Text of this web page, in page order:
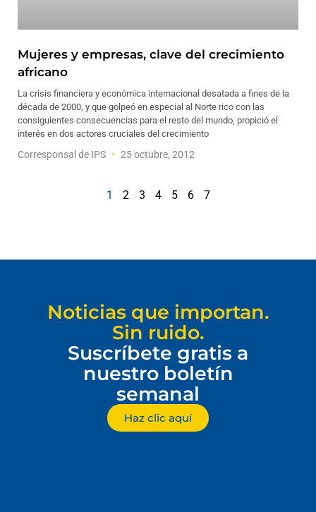
Mujeres y empresas, clave del crecimiento
africano
La crisis financiera y económica internacional desatada a fines de la
década de 2000, y que golpeó en especial al Norte rico con las
consiguientes consecuencias para el resto del mundo, propició el
interés en dos actores cruciales del crecimiento
Corresponsal de IPS 25 octubre, 2012
1 2 3 4 5 6 7
Noticias que importan.
Sin ruido.
Suscríbete gratis a
nuestro boletín
semanal
Haz clic aquí